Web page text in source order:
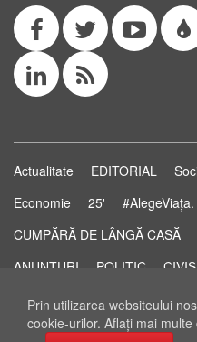
Prin utilizarea websiteului
cookie-urilor. Aflaţi mai
Actualitate EDITORIAL
Economie
25'
CUMPĂRĂ DE LÂNGĂ CASĂ
ANUNȚURI
POLITIC
Știri...să știi!
Pastila de
RSS Feed